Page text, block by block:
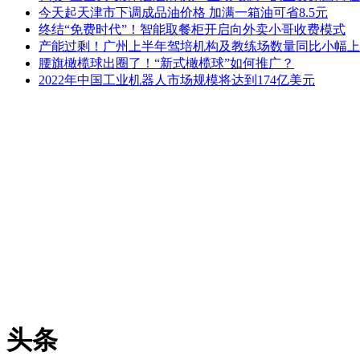
今天起天津市下调成品油价格 加满一箱油可省8.5元
终结“免费时代”！智能取餐柜开启向外卖小哥收费模式
产能过剩！广州上半年驾培机构及教练场数量同比小幅
腰旗橄榄球出圈了！“新式橄榄球”如何推广？
2022年中国工业机器人市场规模将达到174亿美元
头条